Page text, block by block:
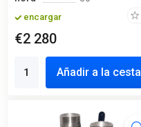
encargar
€2 280
Añadir a la cesta